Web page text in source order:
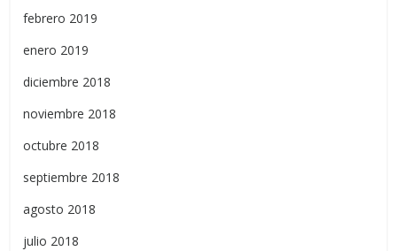
febrero 2019
enero 2019
diciembre 2018
noviembre 2018
octubre 2018
septiembre 2018
agosto 2018
julio 2018